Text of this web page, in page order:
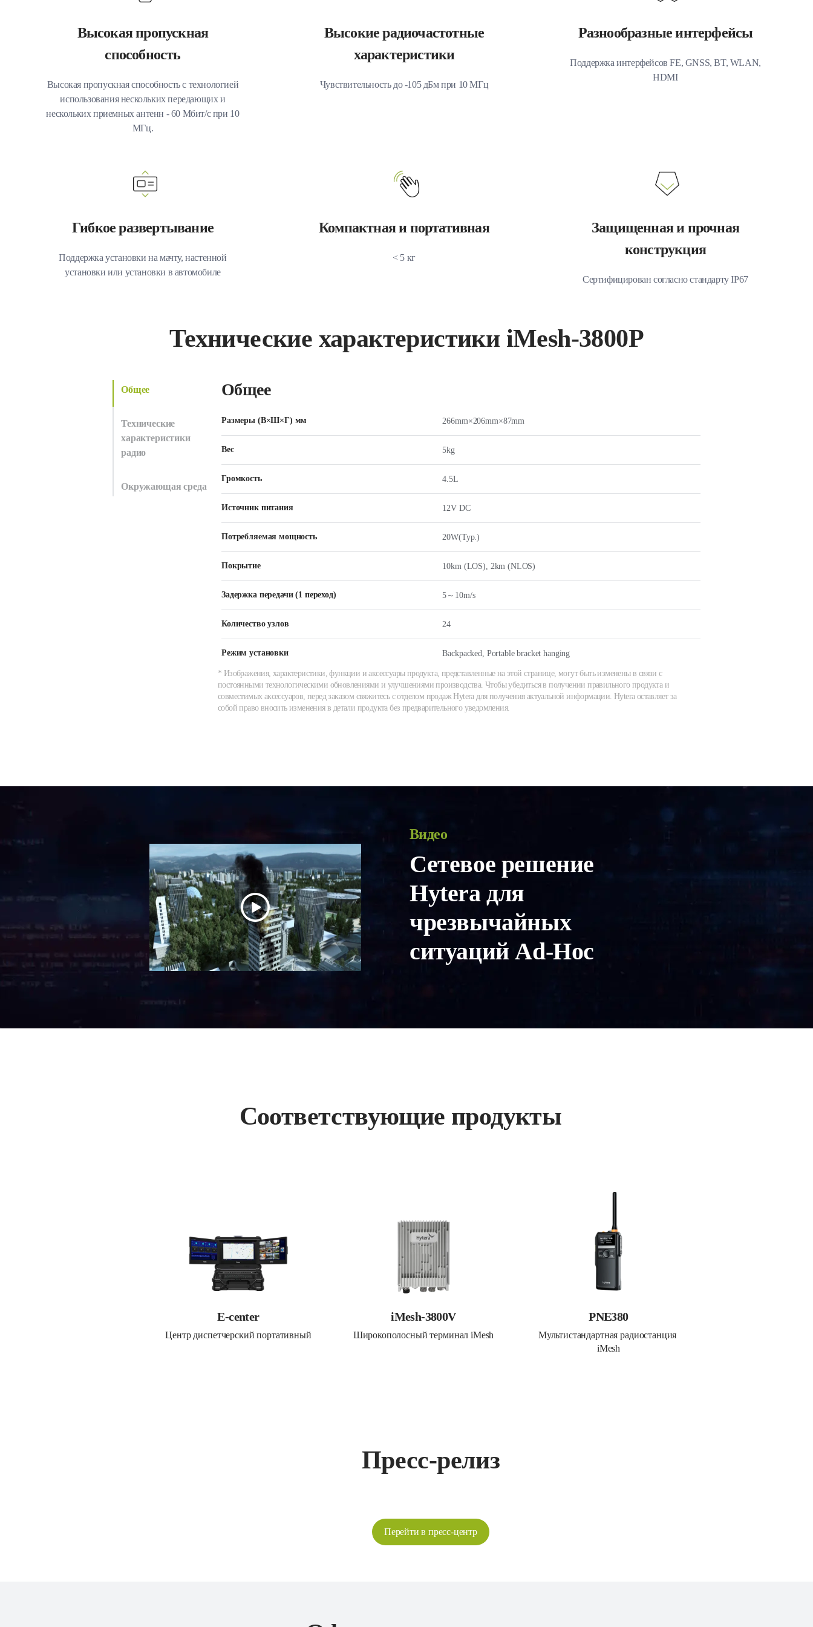
Высокая пропускная
способность
Высокая пропускная способность с технологией
использования нескольких передающих и
нескольких приемных антенн - 60 Мбит/с при 10
МГц.
Высокие радиочастотные
характеристики
Чувствительность до -105 дБм при 10 МГц
Разнообразные интерфейсы
Поддержка интерфейсов FE, GNSS, BT, WLAN,
HDMI
Гибкое развертывание
Поддержка установки на мачту, настенной
установки или установки в автомобиле
Компактная и портативная
< 5 кг
Защищенная и прочная
конструкция
Сертифицирован согласно стандарту IP67
Технические характеристики iMesh-3800P
Общее
Технические
характеристики
радио
Окружающая среда
Общее
Размеры (В×Ш×Г) мм 266mm×206mm×87mm
Вес 5kg
Громкость 4.5L
Источник питания 12V DC
Потребляемая мощность 20W(Typ.)
Покрытие 10km (LOS), 2km (NLOS)
Задержка передачи (1 переход) 5～10m/s
Количество узлов 24
Режим установки Backpacked, Portable bracket hanging
* Изображения, характеристики, функции и аксессуары продукта, представленные на этой странице, могут быть изменены в связи с
постоянными технологическими обновлениями и улучшениями производства. Чтобы убедиться в получении правильного продукта и
совместимых аксессуаров, перед заказом свяжитесь с отделом продаж Hytera для получения актуальной информации. Hytera оставляет за
собой право вносить изменения в детали продукта без предварительного уведомления.
Видео
Сетевое решение
Hytera для
чрезвычайных
ситуаций Ad-Hoc
Соответствующие продукты
E-center
Центр диспетчерский портативный
iMesh-3800V
Широкополосный терминал iMesh
PNE380
Мультистандартная радиостанция
iMesh
Пресс-релиз
Перейти в пресс-центр